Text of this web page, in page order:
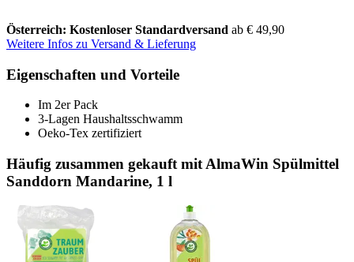
Österreich: Kostenloser Standardversand ab € 49,90
Weitere Infos zu Versand & Lieferung
Eigenschaften und Vorteile
Im 2er Pack
3-Lagen Haushaltsschwamm
Oeko-Tex zertifiziert
Häufig zusammen gekauft mit AlmaWin Spülmittel
Sanddorn Mandarine, 1 l